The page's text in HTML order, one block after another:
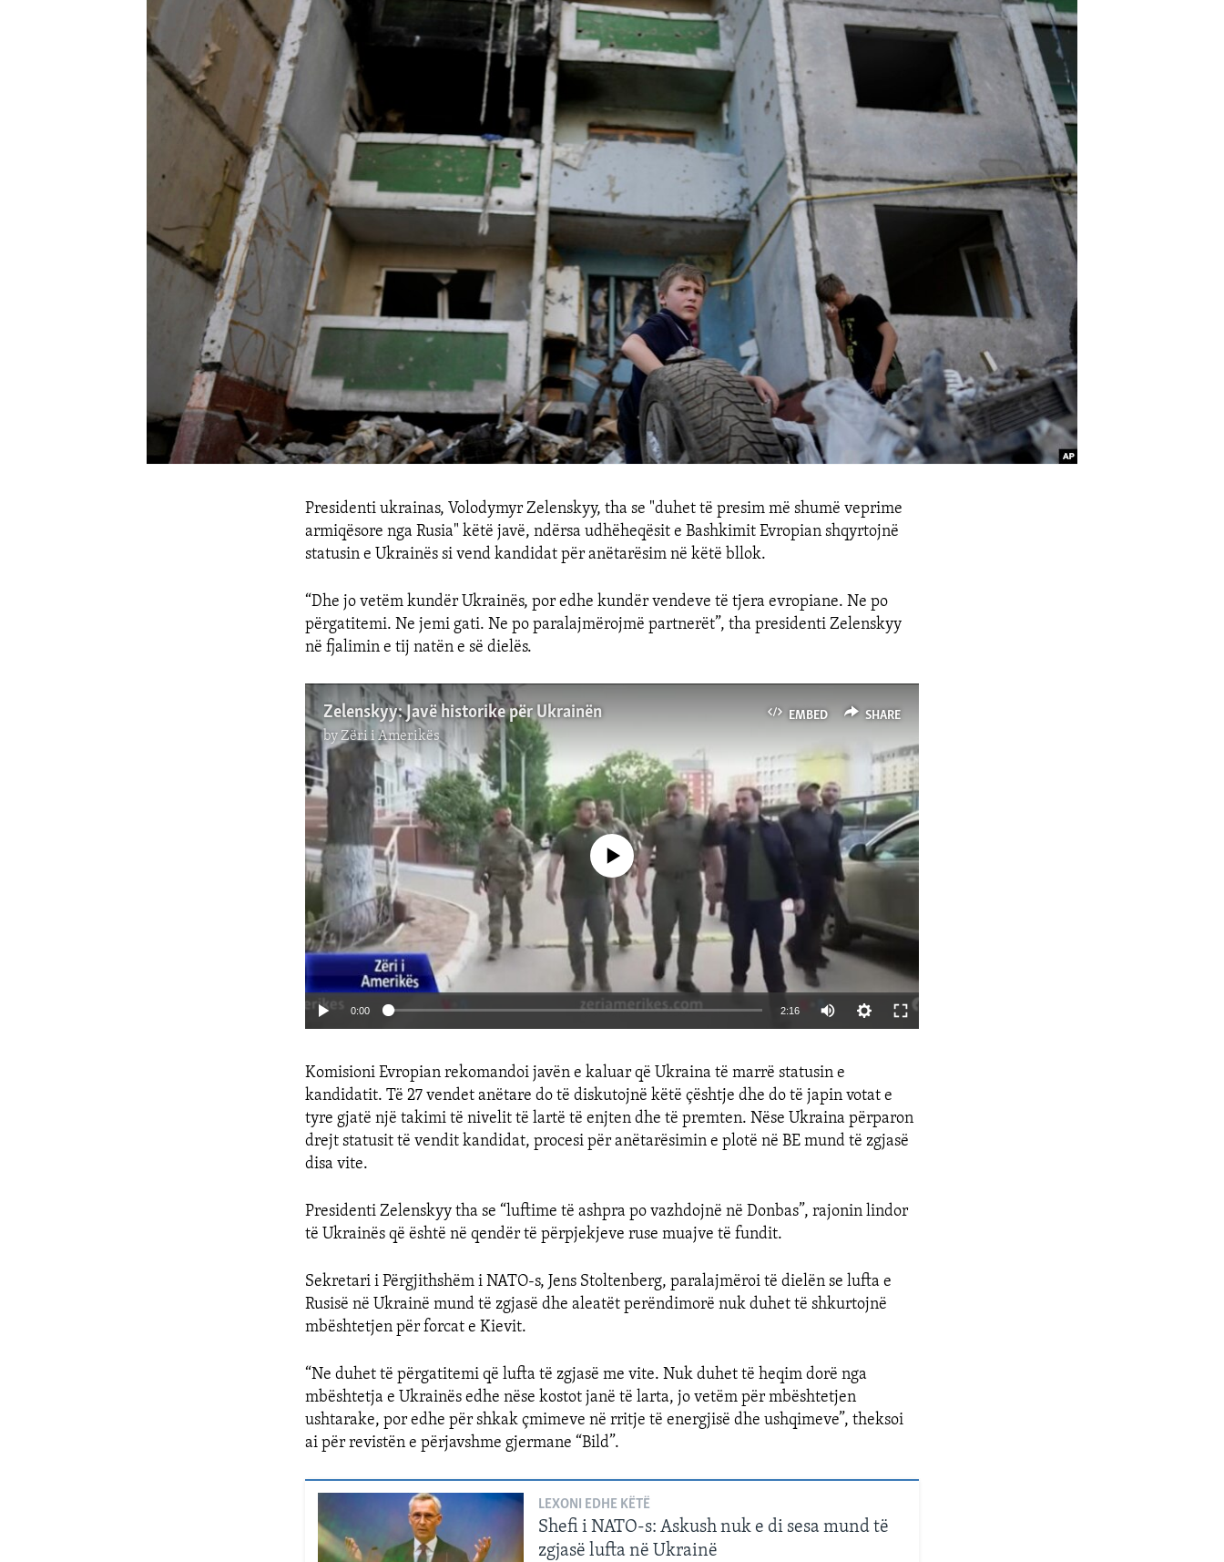
Presidenti ukrainas, Volodymyr Zelenskyy, tha se "duhet të presim më shumë veprime
armiqësore nga Rusia" këtë javë, ndërsa udhëheqësit e Bashkimit Evropian shqyrtojnë
statusin e Ukrainës si vend kandidat për anëtarësim në këtë bllok.
“Dhe jo vetëm kundër Ukrainës, por edhe kundër vendeve të tjera evropiane. Ne po
përgatitemi. Ne jemi gati. Ne po paralajmërojmë partnerët”, tha presidenti Zelenskyy
në fjalimin e tij natën e së dielës.
EMBED SHARE
Zelenskyy: Javë historike për Ukrainën
byZëri i Amerikës
No media source currently available
0:00 2:16
Komisioni Evropian rekomandoi javën e kaluar që Ukraina të marrë statusin e
kandidatit. Të 27 vendet anëtare do të diskutojnë këtë çështje dhe do të japin votat e
tyre gjatë një takimi të nivelit të lartë të enjten dhe të premten. Nëse Ukraina përparon
drejt statusit të vendit kandidat, procesi për anëtarësimin e plotë në BE mund të zgjasë
disa vite.
Presidenti Zelenskyy tha se “luftime të ashpra po vazhdojnë në Donbas”, rajonin lindor
të Ukrainës që është në qendër të përpjekjeve ruse muajve të fundit.
Sekretari i Përgjithshëm i NATO-s, Jens Stoltenberg, paralajmëroi të dielën se lufta e
Rusisë në Ukrainë mund të zgjasë dhe aleatët perëndimorë nuk duhet të shkurtojnë
mbështetjen për forcat e Kievit.
“Ne duhet të përgatitemi që lufta të zgjasë me vite. Nuk duhet të heqim dorë nga
mbështetja e Ukrainës edhe nëse kostot janë të larta, jo vetëm për mbështetjen
ushtarake, por edhe për shkak çmimeve në rritje të energjisë dhe ushqimeve”, theksoi
ai për revistën e përjavshme gjermane “Bild”.
LEXONI EDHE KËTË
Shefi i NATO-s: Askush nuk e di sesa mund të
zgjasë lufta në Ukrainë